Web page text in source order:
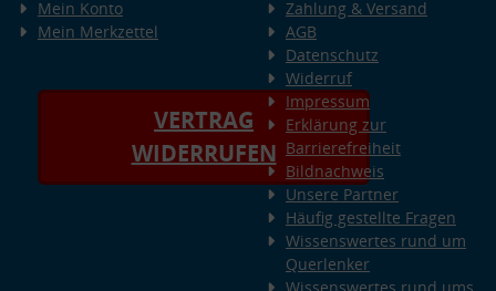
Mein Konto
Mein Merkzettel
VERTRAG
WIDERRUFEN
Zahlung & Versand
AGB
Datenschutz
Widerruf
Impressum
Erklärung zur
Barrierefreiheit
Bildnachweis
Unsere Partner
Häufig gestellte Fragen
Wissenswertes rund um
Querlenker